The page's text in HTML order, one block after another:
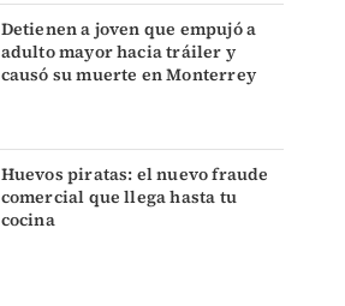
Detienen a joven que empujó a
adulto mayor hacia tráiler y
causó su muerte en Monterrey
Huevos piratas: el nuevo fraude
comercial que llega hasta tu
cocina